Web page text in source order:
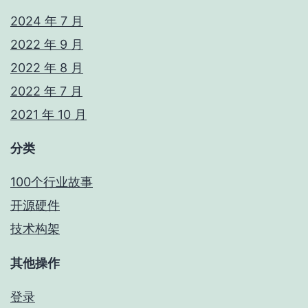
2024 年 7 月
2022 年 9 月
2022 年 8 月
2022 年 7 月
2021 年 10 月
分类
100个行业故事
开源硬件
技术构架
其他操作
登录